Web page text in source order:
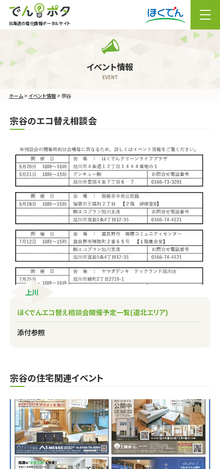
北海道の電化情報ポータルサイト
メニュー
ホーム> イベント情報> 宗谷
宗谷のエコ替え相談会
上川
ほくでんエコ替え相談会開催予定一覧(道北エリア)
添付参照
宗谷の住宅関連イベント